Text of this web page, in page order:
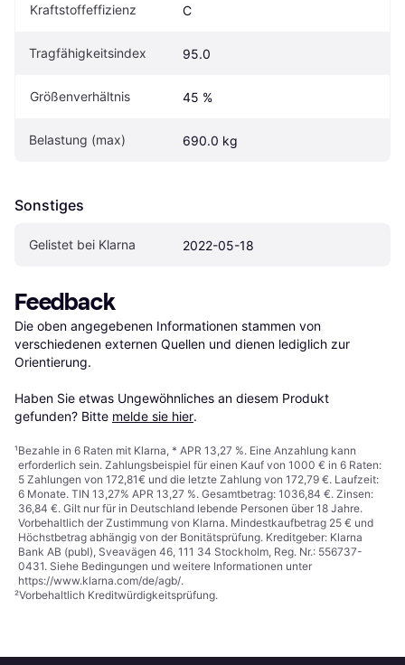
Kraftstoffeffizienz C
Tragfähigkeitsindex 95.0
Größenverhältnis 45 %
Belastung (max) 690.0 kg
Sonstiges
Gelistet bei Klarna 2022-05-18
Feedback
Die oben angegebenen Informationen stammen von
verschiedenen externen Quellen und dienen lediglich zur
Orientierung.
Haben Sie etwas Ungewöhnliches an diesem Produkt
gefunden? Bitte melde sie hier.
¹Bezahle in 6 Raten mit Klarna, * APR 13,27 %. Eine Anzahlung kann
erforderlich sein. Zahlungsbeispiel für einen Kauf von 1000 € in 6 Raten:
5 Zahlungen von 172,81€ und die letzte Zahlung von 172,79 €. Laufzeit:
6 Monate. TIN 13,27% APR 13,27 %. Gesamtbetrag: 1036,84 €. Zinsen:
36,84 €. Gilt nur für in Deutschland lebende Personen über 18 Jahre.
Vorbehaltlich der Zustimmung von Klarna. Mindestkaufbetrag 25 € und
Höchstbetrag abhängig von der Bonitätsprüfung. Kreditgeber: Klarna
Bank AB (publ), Sveavägen 46, 111 34 Stockholm, Reg. Nr.: 556737-
0431. Siehe Bedingungen und weitere Informationen unter
https://www.klarna.com/de/agb/.
²Vorbehaltlich Kreditwürdigkeitsprüfung.